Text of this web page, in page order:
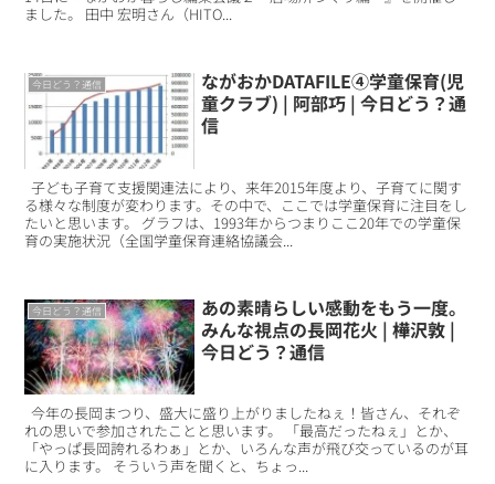
ました。 田中 宏明さん（HITO...
今日どう？通信
ながおかDATAFILE④学童保育(児
童クラブ) | 阿部巧 | 今日どう？通
信
子ども子育て支援関連法により、来年2015年度より、子育てに関す
る様々な制度が変わります。その中で、ここでは学童保育に注目をし
たいと思います。 グラフは、1993年からつまりここ20年での学童保
育の実施状況（全国学童保育連絡協議会...
今日どう？通信
あの素晴らしい感動をもう一度。
みんな視点の長岡花火 | 樺沢敦 |
今日どう？通信
今年の長岡まつり、盛大に盛り上がりましたねぇ！皆さん、それぞ
れの思いで参加されたことと思います。 「最高だったねぇ」とか、
「やっぱ長岡誇れるわぁ」とか、いろんな声が飛び交っているのが耳
に入ります。 そういう声を聞くと、ちょっ...